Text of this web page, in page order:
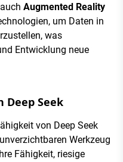
Augmented Reality
um Daten in
was
Entwicklung neue
Deep Seek
von Deep Seek
Werkzeug
Fähigkeit, riesige